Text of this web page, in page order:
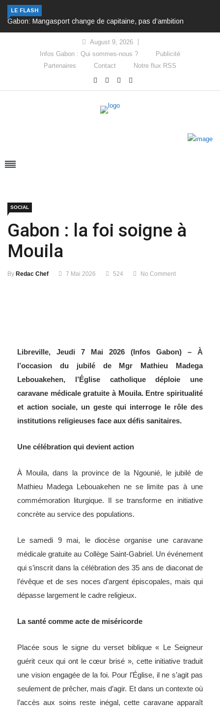
LE FLASH
Gabon: Mangasport change de capitaine, pas d’ambition
August 9, 2026
Infos Gabon : Qui sommes-nous ?
Publicité
Partenaires
Contact Notre flux RSS
SOCIAL
Gabon : la foi soigne à
Mouila
By Redac Chef 7 Mai 2026 524 No Comment
Libreville, Jeudi 7 Mai 2026 (Infos Gabon) – À
l’occasion du jubilé de Mgr Mathieu Madega
Lebouakehen, l’Église catholique déploie une
caravane médicale gratuite à Mouila. Entre spiritualité
et action sociale, un geste qui interroge le rôle des
institutions religieuses face aux défis sanitaires.
Une célébration qui devient action
À Mouila, dans la province de la Ngounié, le jubilé de
Mathieu Madega Lebouakehen ne se limite pas à une
commémoration liturgique. Il se transforme en initiative
concrète au service des populations.
Le samedi 9 mai, le diocèse organise une caravane
médicale gratuite au Collège Saint-Gabriel. Un événement
qui s’inscrit dans la célébration des 35 ans de diaconat de
l’évêque et de ses noces d’argent épiscopales, mais qui
dépasse largement le cadre religieux.
La santé comme acte de miséricorde
Placée sous le signe du verset biblique « Le Seigneur
guérit ceux qui ont le cœur brisé », cette initiative traduit
une vision engagée de la foi. Pour l’Église, il ne s’agit pas
seulement de prêcher, mais d’agir. Et dans un contexte où
l’accès aux soins reste inégal, cette caravane apparaît